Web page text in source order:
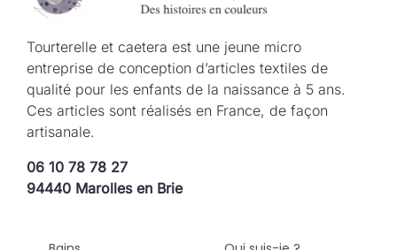
Tourterelle et caetera est une jeune micro
entreprise de conception d’articles textiles de
qualité pour les enfants de la naissance à 5 ans.
Ces articles sont réalisés en France, de façon
artisanale.
06 10 78 78 27
94440 Marolles en Brie